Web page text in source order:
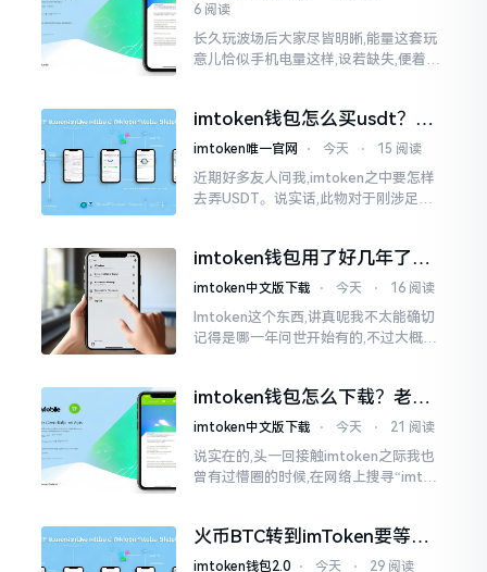
6 阅读
长久玩波场后大家尽皆明晰,能量这套玩
意儿恰似手机电量这样,设若缺失,便着实
imtoken钱包怎么买usdt？老
手教你简单三步搞定
imtoken唯一官网 ⋅ 今天 ⋅ 15 阅读
近期好多友人问我,imtoken之中要怎样
去弄USDT。说实话,此物对于刚涉足币
imtoken钱包用了好几年了，
到底多少年了？
imtoken中文版下载 ⋅ 今天 ⋅ 16 阅读
Imtoken这个东西,讲真呢我不太能确切
记得是哪一年问世开始有的,不过大概在
多快要十年的时间了。
imtoken钱包怎么下载？老用
户告诉你靠谱渠道
imtoken中文版下载 ⋅ 今天 ⋅ 21 阅读
说实在的,头一回接触imtoken之际我也
曾有过懵圈的时候,在网络上搜寻“imtok
火币BTC转到imToken要等多
久？过来人说说真实情况
imtoken钱包2.0 ⋅ 今天 ⋅ 29 阅读